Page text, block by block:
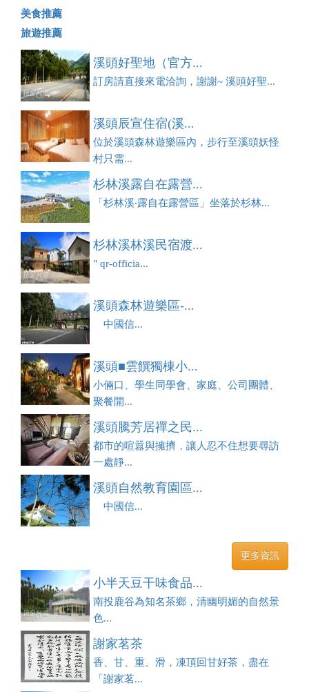
美食推薦
旅遊推薦
溪頭好聖地（官方...
訂房請直接來電洽詢，謝謝~ 溪頭好聖...
溪頭辰宣住宿(溪...
位於溪頭森林遊樂區內，步行至溪頭妖怪
村只需...
杉林溪露自在露營...
「杉林溪‧露自在露營區」坐落於杉林...
杉林溪林溪民宿渡...
" qr-officia...
溪頭森林遊樂區-...
中國信...
溪頭■雲饌獨棟小...
小倆口、學生同學會、家庭、公司團體、
聚餐開...
溪頭騰芳居禪之民...
都市的喧囂與擁擠，讓人忍不住想要尋訪
一處靜...
溪頭自然教育園區...
中國信...
更多資訊
小半天豆干味食品...
南投鹿谷為知名茶鄉，清幽明媚的自然景
色...
謝家茗茶
香、甘、重、滑，凍頂回甘好茶，盡在
「謝家茗...